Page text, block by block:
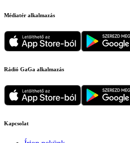
Médiatér alkalmazás
Rádió GaGa alkalmazás
Kapcsolat